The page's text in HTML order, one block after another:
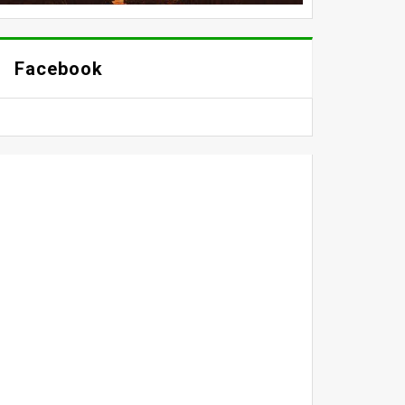
Facebook